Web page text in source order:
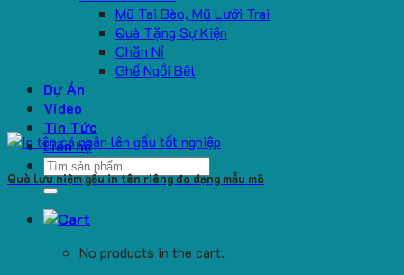
Mũ Tai Bèo, Mũ Lưỡi Trai
Quà Tặng Sự Kiện
Chăn Nỉ
Ghế Ngồi Bệt
Dự Án
Video
Tin Tức
Liên hệ
Search
for:
No products in the cart.
Quà lưu niệm gấu in tên riêng đa dạng mẫu mã